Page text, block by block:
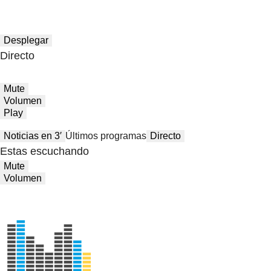
Desplegar
Directo
Mute
Volumen
Play
Noticias en 3′ Últimos programas Directo
Estas escuchando
Mute
Volumen